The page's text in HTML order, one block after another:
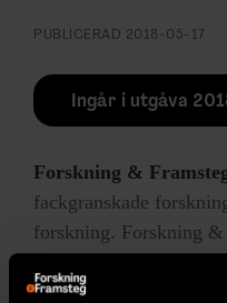
PUBLICERAD 2018-05-17
Ingår i utgåva
Forskning &
fackgranskade
forskning. Forskning &